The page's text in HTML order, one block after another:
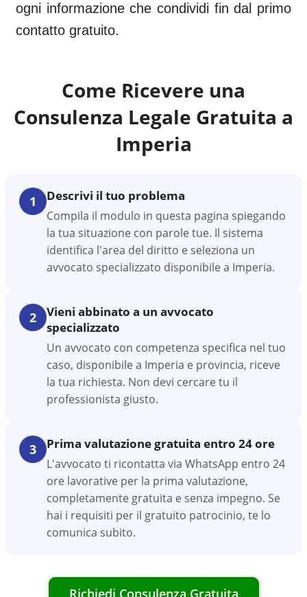
ogni informazione che condividi fin dal primo
contatto gratuito.
Come Ricevere una
Consulenza Legale Gratuita a
Imperia
1 Descrivi il tuo problema
Compila il modulo in questa pagina spiegando
la tua situazione con parole tue. Il sistema
identifica l'area del diritto e seleziona un
avvocato specializzato disponibile a Imperia.
2
Vieni abbinato a un avvocato
specializzato
Un avvocato con competenza specifica nel tuo
caso, disponibile a Imperia e provincia, riceve
la tua richiesta. Non devi cercare tu il
professionista giusto.
3 Prima valutazione gratuita entro 24 ore
L'avvocato ti ricontatta via WhatsApp entro 24
ore lavorative per la prima valutazione,
completamente gratuita e senza impegno. Se
hai i requisiti per il gratuito patrocinio, te lo
comunica subito.
Richiedi Consulenza Gratuita